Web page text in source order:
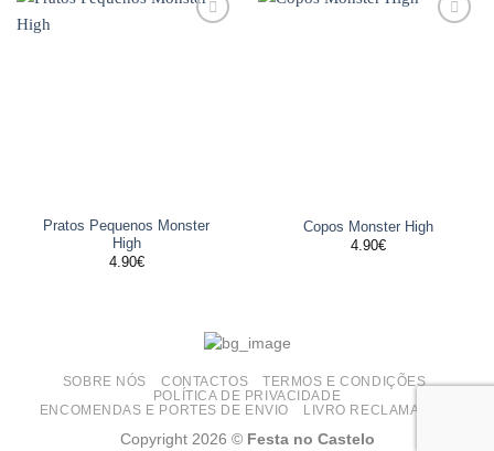
Pratos Pequenos Monster
High
4.90€
Copos Monster High
4.90€
SOBRE NÓS CONTACTOS
TERMOS E CONDIÇÕES
POLÍTICA DE PRIVACIDADE
ENCOMENDAS E PORTES DE ENVIO
LIVRO RECLAMAÇÕES
Copyright 2026 © Festa no Castelo